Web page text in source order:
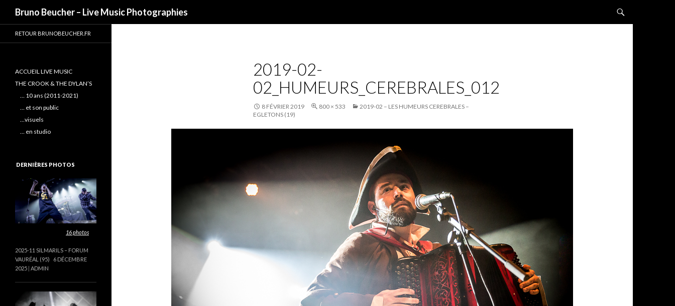
Bruno Beucher – Live Music Photographies
2019-02-
02_HUMEURS_CEREBRALES_012
8 FÉVRIER 2019 800 × 533
2019-02 – LES HUMEURS CEREBRALES –
EGLETONS (19)
RETOUR BRUNOBEUCHER.FR
ACCUEIL LIVE MUSIC
THE CROOK & THE DYLAN’S
… 10 ans (2011-2021)
… et son public
…visuels
… en studio
DERNIÈRES PHOTOS
16 photos
2025-11 SILMARILS – FORUM
VAURÉAL (95)
6 DÉCEMBRE
2025 ADMIN